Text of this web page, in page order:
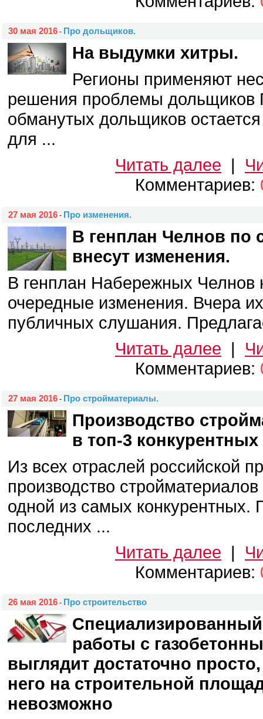
30 мая 2016 - Про дольщиков.
На выдумки хитры.
Регионы применяют
решения проблемы дольщиков
обманутых дольщиков
для ...
Читать далее |
Комментариев:
27 мая 2016 - Про изменения.
В генплан Челнов по
внесут изменения.
В генплан Набережных Челнов
очередные изменения. Вчера
публичных слушания.
Читать далее |
Комментариев:
27 мая 2016 - Про стройматериалы.
Производство
в топ-3
Из всех отраслей российской
производство
одной из самых
последних ...
Читать далее |
Комментариев:
26 мая 2016 - Про строительство
работы с
выглядит достаточно
него на строительной
невозможно